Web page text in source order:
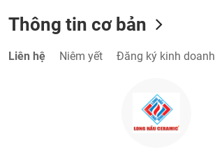
Thông tin cơ bản
Liên hệ Niêm yết Đăng ký kinh doanh
Mã
chứng
(-)